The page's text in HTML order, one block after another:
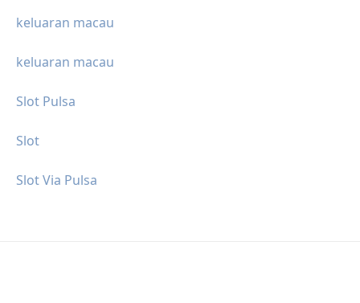
keluaran macau
keluaran macau
Slot Pulsa
Slot
Slot Via Pulsa